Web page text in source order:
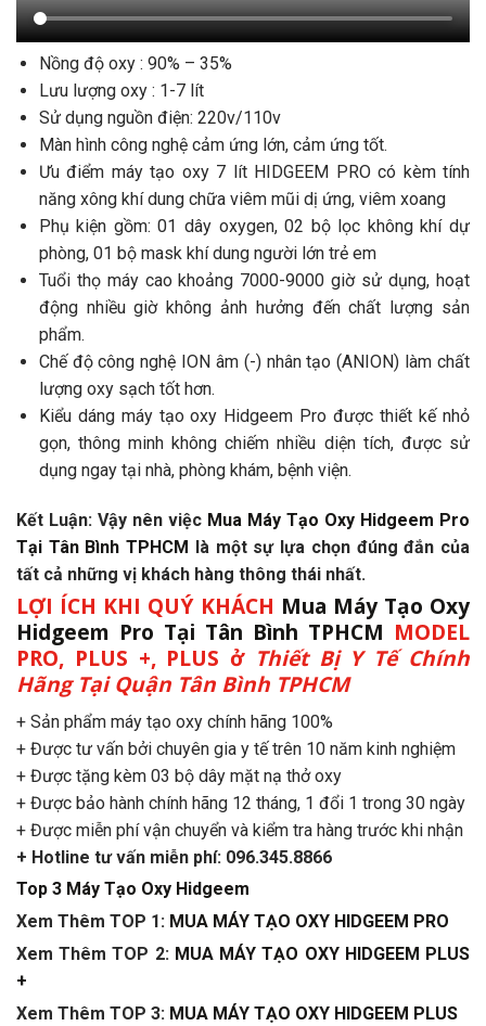
Nồng độ oxy : 90% – 35%
Lưu lượng oxy : 1-7 lít
Sử dụng nguồn điện: 220v/110v
Màn hình công nghệ cảm ứng lớn, cảm ứng tốt.
Ưu điểm máy tạo oxy 7 lít HIDGEEM PRO có kèm tính
năng xông khí dung chữa viêm mũi dị ứng, viêm xoang
Phụ kiện gồm: 01 dây oxygen, 02 bộ lọc không khí dự
phòng, 01 bộ mask khí dung người lớn trẻ em
Tuổi thọ máy cao khoảng 7000-9000 giờ sử dụng, hoạt
động nhiều giờ không ảnh hưởng đến chất lượng sản
phẩm.
Chế độ công nghệ ION âm (-) nhân tạo (ANION) làm chất
lượng oxy sạch tốt hơn.
Kiểu dáng máy tạo oxy Hidgeem Pro được thiết kế nhỏ
gọn, thông minh không chiếm nhiều diện tích, được sử
dụng ngay tại nhà, phòng khám, bệnh viện.
Kết Luận: Vậy nên việc Mua Máy Tạo Oxy Hidgeem Pro
Tại Tân Bình TPHCM
là một sự lựa chọn đúng đắn của
tất cả những vị khách hàng thông thái nhất.
LỢI ÍCH KHI QUÝ KHÁCH Mua Máy Tạo Oxy
Hidgeem Pro Tại Tân Bình TPHCM MODEL
PRO, PLUS +, PLUS ở Thiết Bị Y Tế Chính
Hãng Tại Quận Tân Bình TPHCM
+ Sản phẩm máy tạo oxy chính hãng 100%
+ Được tư vấn bởi chuyên gia y tế trên 10 năm kinh nghiệm
+ Được tặng kèm 03 bộ dây mặt nạ thở oxy
+ Được bảo hành chính hãng 12 tháng, 1 đổi 1 trong 30 ngày
+ Được miễn phí vận chuyển và kiểm tra hàng trước khi nhận
+ Hotline tư vấn miễn phí: 096.345.8866
Top 3 Máy Tạo Oxy Hidgeem
Xem Thêm TOP 1: MUA MÁY TẠO OXY HIDGEEM PRO
Xem Thêm TOP 2: MUA MÁY TẠO OXY HIDGEEM PLUS
+
Xem Thêm TOP 3: MUA MÁY TẠO OXY HIDGEEM PLUS